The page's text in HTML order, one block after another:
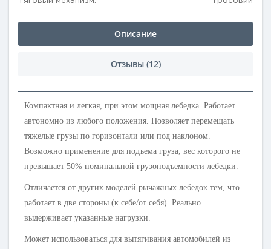
Описание
Отзывы (12)
Компактная и легкая, при этом мощная лебедка. Работает
автономно из любого положения. Позволяет перемещать
тяжелые грузы по горизонтали или под наклоном.
Возможно применение для подъема груза, вес которого не
превышает 50% номинальной грузоподъемности лебедки.
Отличается от других моделей рычажных лебедок тем, что
работает в две стороны (к себе/от себя). Реально
выдерживает указанные нагрузки.
Может использоваться для вытягивания автомобилей из